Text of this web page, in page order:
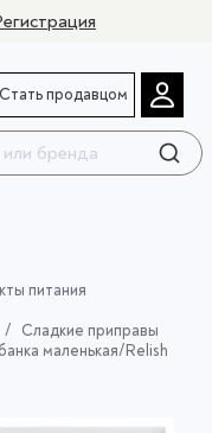
Стать продавцом
питания
Сладкие приправы
маленькая/Relish